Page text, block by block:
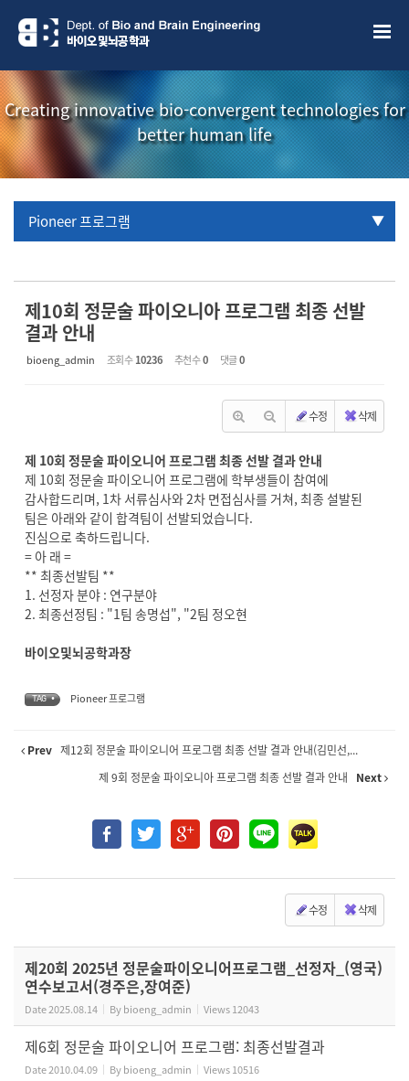
Creating innovative bio-convergent technologies for
better human life
Pioneer 프로그램
학부생 국제학술대회 참관프로그램
제10회 정문술 파이오니아 프로그램 최종 선발
결과 안내
bioeng_admin 조회 수10236 추천 수0 댓글0
수정 삭제
제 10회 정문술 파이오니어 프로그램 최종 선발 결과 안내
제 10회 정문술 파이오니어 프로그램에 학부생들이 참여에
감사합드리며, 1차 서류심사와 2차 면접심사를 거쳐, 최종 설발된
팀은 아래와 같이 합격팀이 선발되었습니다.
진심으로 축하드립니다.
= 아 래 =
** 최종선발팀 **
1. 선정자 분야 : 연구분야
2. 최종선정팀 : "1팀 송명섭", "2팀 정오현
바이오및뇌공학과장
TAG • Pioneer 프로그램
Prev 제12회 정문술 파이오니어 프로그램 최종 선발 결과 안내(김민선,...
제 9회 정문술 파이오니아 프로그램 최종 선발 결과 안내
Next
수정 삭제
제20회 2025년 정문술파이오니어프로그램_선정자_(영국)
연수보고서(경주은,장여준)
Date2025.08.14 Bybioeng_admin Views12043
제6회 정문술 파이오니어 프로그램: 최종선발결과
Date2010.04.09 Bybioeng_admin Views10516